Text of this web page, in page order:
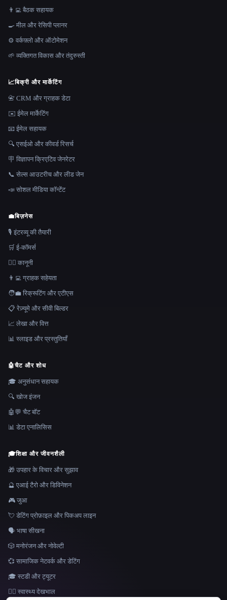
भाषा
👨‍💻 बैठक सहायक
🍳 मील और रेसिपी प्लानर
⚙️ वर्कफ़्लो और ऑटोमेशन
🌱 व्यक्तिगत विकास और तंदुरुस्ती
📈बिक्री और मार्केटिंग
📇 CRM और ग्राहक डेटा
✉️ ईमेल मार्केटिंग
📧 ईमेल सहायक
🔍 एसईओ और कीवर्ड रिसर्च
🪧 विज्ञापन क्रिएटिव जेनरेटर
📞 सेल्स आउटरीच और लीड जेन
📣 सोशल मीडिया कॉन्टेंट
💼बिज़नेस
🎙️ इंटरव्यू की तैयारी
🛒 ई-कॉमर्स
👩‍⚖️ कानूनी
👨‍💻 ग्राहक सहेयता
🧑‍💼 रिक्रूटिंग और एटीएस
📋 रेज़्यूमे और सीवी बिल्डर
📈 लेखा और वित्त
📊 स्लाइड और प्रस्तुतियाँ
🤖चैट और शोध
🎓 अनुसंधान सहायक
🔍 खोज इंजन
🤖💬 चैट बॉट
📊 डेटा एनालिसिस
🎓शिक्षा और जीवनशैली
🎁 उपहार के विचार और सुझाव
🔮 एआई टैरो और डिविनेशन
🎮 जुआ
💘 डेटिंग प्रोफ़ाइल और पिकअप लाइन
🗣️ भाषा सीखना
🎲 मनोरंजन और नोवेल्टी
💞 सामाजिक नेटवर्क और डेटिंग
🎓 स्टडी और ट्यूटर
👩‍⚕️ स्वास्थ्य देखभाल